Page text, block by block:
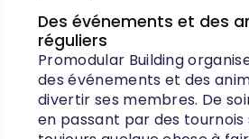
Des événements et des
réguliers
Promodular Building
des événements et des
divertir ses membres. De
en passant par des tournois